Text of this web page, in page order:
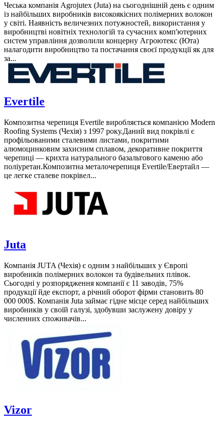
Чеська компанія Agrojutex (Juta) на сьогоднішній день є одним
із найбільших виробників високоякісних полімерних волокон
у світі. Наявність величезних потужностей, використання у
виробництві новітніх технологій та сучасних комп'ютерних
систем управління дозволили концерну Агроютекс (Юта)
налагодити виробництво та постачання своєї продукції як для
за...
Evertile
Композитна черепиця Evertile виробляється компанією Modern
Roofing Systems (Чехія) з 1997 року.Даний вид покрівлі є
профільованими сталевими листами, покритими
алюмоцинковим захисним сплавом, декоративне покриття
черепиці — крихта натурального базальтового каменю або
поліуретан.Композитна металочерепиця Evertile/Евертайл —
це легке сталеве покрівел...
Juta
Компанія JUTA (Чехія) є одним з найбільших у Європі
виробників полімерних волокон та будівельних плівок.
Сьогодні у розпорядження компанії є 11 заводів, 75%
продукції йде експорт, а річний оборот фірми становить 80
000 000$. Компанія Juta займає гідне місце серед найбільших
виробників у своїй галузі, здобувши заслужену довіру у
численних споживачів...
Vizor